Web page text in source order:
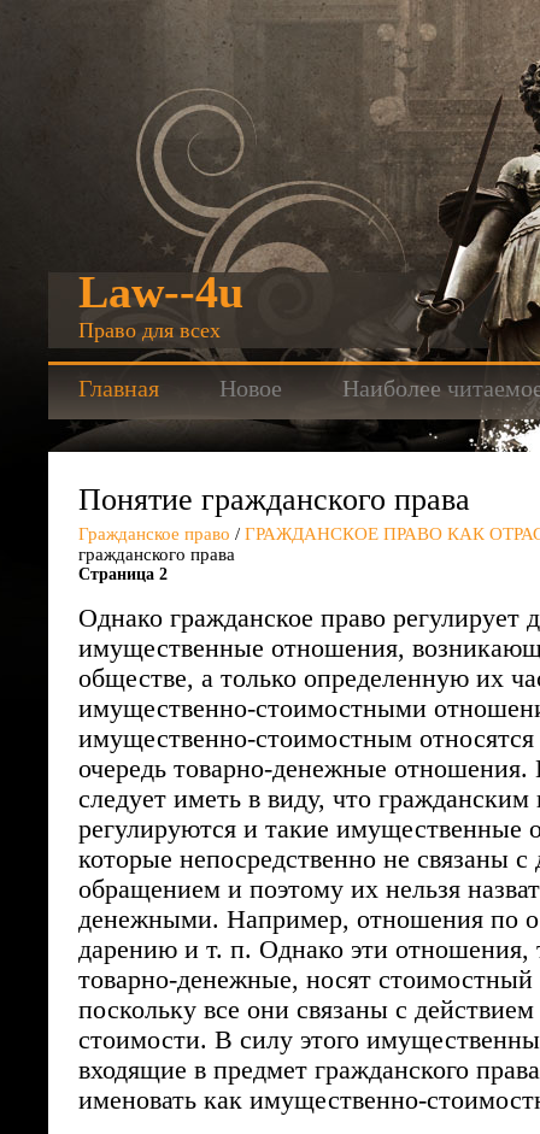
Law--4u
Право для всех
Главная Новое Наиболее
Понятие гражданского права
Гражданское право / ГРАЖДАНСКОЕ ПРАВО КАК
гражданского права
Страница 2
Однако гражданское право регулирует
имущественные отношения,
обществе, а только определенную их
имущественно-стоимостными
имущественно-стоимостным
очередь товарно-денежные отношения.
следует иметь в виду, что гражданским
регулируются и такие имущественные
которые непосредственно не связаны
обращением и поэтому их нельзя
денежными. Например, отношения по
дарению и т. п. Однако эти отношения,
товарно-денежные, носят стоимостный
поскольку все они связаны с действием
стоимости. В силу этого
входящие в предмет гражданского
именовать как имущественно-